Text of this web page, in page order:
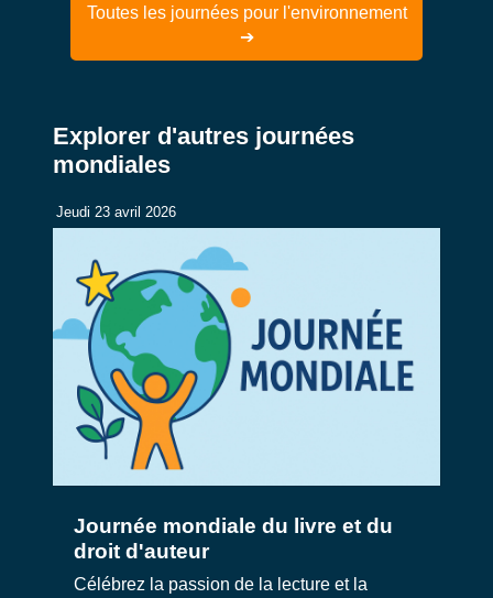
Toutes les journées pour l'environnement
➔
Explorer d'autres journées
mondiales
Jeudi 23 avril 2026
Journée mondiale du livre et du
droit d'auteur
Célébrez la passion de la lecture et la